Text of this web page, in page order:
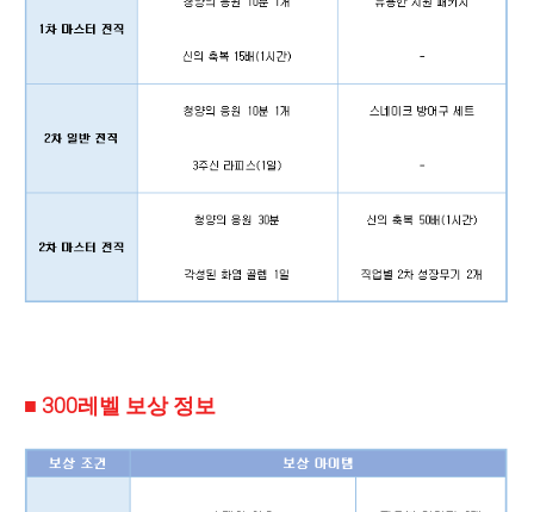
■ 300레벨 보상 정보